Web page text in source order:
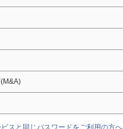
スと同じパスワードをご利用の方へ